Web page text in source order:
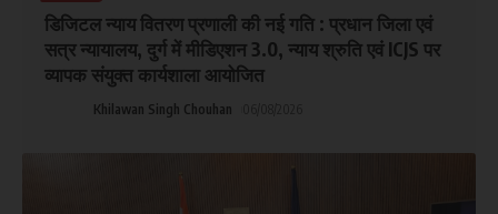
डिजिटल न्याय वितरण प्रणाली की नई गति : प्रधान जिला एवं
सत्र न्यायालय, दुर्ग में मीडिएशन 3.0, न्याय श्रुति एवं ICJS पर
व्यापक संयुक्त कार्यशाला आयोजित
Khilawan Singh Chouhan